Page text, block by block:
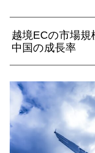
越境ECの市場規
中国の成長率